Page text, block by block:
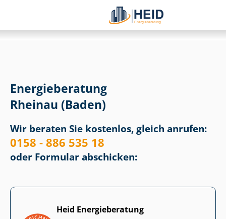
Energieberatung
Rheinau (Baden)
Wir beraten Sie kostenlos, gleich anrufen:
0158 - 886 535 18
oder Formular abschicken:
Heid Energieberatung